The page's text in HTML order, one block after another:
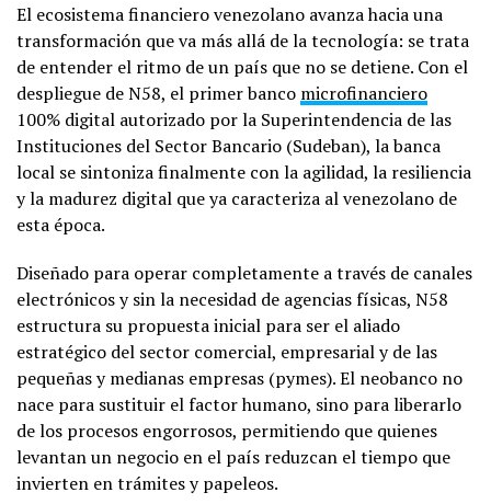
El ecosistema financiero venezolano avanza hacia una
transformación que va más allá de la tecnología: se trata
de entender el ritmo de un país que no se detiene. Con el
despliegue de N58, el primer banco microfinanciero
100% digital autorizado por la Superintendencia de las
Instituciones del Sector Bancario (Sudeban), la banca
local se sintoniza finalmente con la agilidad, la resiliencia
y la madurez digital que ya caracteriza al venezolano de
esta época.
Diseñado para operar completamente a través de canales
electrónicos y sin la necesidad de agencias físicas, N58
estructura su propuesta inicial para ser el aliado
estratégico del sector comercial, empresarial y de las
pequeñas y medianas empresas (pymes). El neobanco no
nace para sustituir el factor humano, sino para liberarlo
de los procesos engorrosos, permitiendo que quienes
levantan un negocio en el país reduzcan el tiempo que
invierten en trámites y papeleos.